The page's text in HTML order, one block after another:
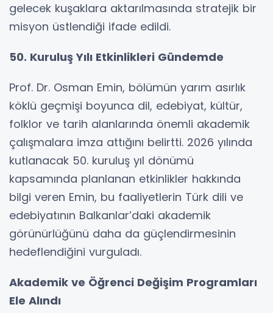
gelecek kuşaklara aktarılmasında stratejik bir
misyon üstlendiği ifade edildi.
50. Kuruluş Yılı Etkinlikleri Gündemde
Prof. Dr. Osman Emin, bölümün yarım asırlık
köklü geçmişi boyunca dil, edebiyat, kültür,
folklor ve tarih alanlarında önemli akademik
çalışmalara imza attığını belirtti. 2026 yılında
kutlanacak 50. kuruluş yıl dönümü
kapsamında planlanan etkinlikler hakkında
bilgi veren Emin, bu faaliyetlerin Türk dili ve
edebiyatının Balkanlar’daki akademik
görünürlüğünü daha da güçlendirmesinin
hedeflendiğini vurguladı.
Akademik ve Öğrenci Değişim Programları
Ele Alındı